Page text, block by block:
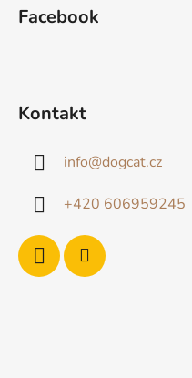
Facebook
Kontakt
info@dogcat.cz
+420 606959245